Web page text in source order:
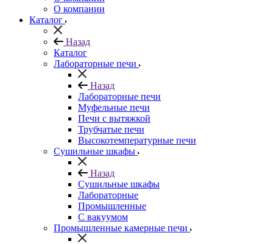
О компании
Каталог
Назад
Каталог
Лабораторные печи
Назад
Лабораторные печи
Муфельные печи
Печи с вытяжкой
Трубчатые печи
Высокотемпературные печи
Сушильные шкафы
Назад
Сушильные шкафы
Лабораторные
Промышленные
С вакуумом
Промышленные камерные печи